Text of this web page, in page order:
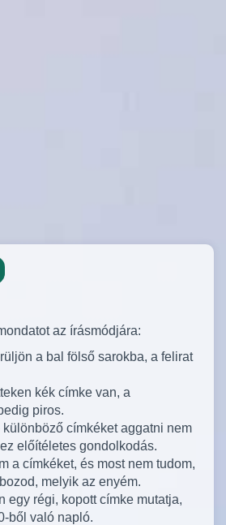
az írásmódjára:
a bal fölső sarokba, a felirat
kék címke van, a
piros.
címkéket aggatni nem
előítéletes gondolkodás.
a címkéket, és most nem tudom,
melyik az enyém.
egy régi, kopott címke mutatja,
ből való napló.